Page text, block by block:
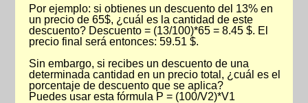
Por ejemplo: si obtienes un descuento del 13% en
un precio de 65$, ¿cuál es la cantidad de este
descuento? Descuento = (13/100)*65 = 8.45 $. El
precio final será entonces: 59.51 $.
Sin embargo, si recibes un descuento de una
determinada cantidad en un precio total, ¿cuál es el
porcentaje de descuento que se aplica?
Puedes usar esta fórmula P = (100/V2)*V1